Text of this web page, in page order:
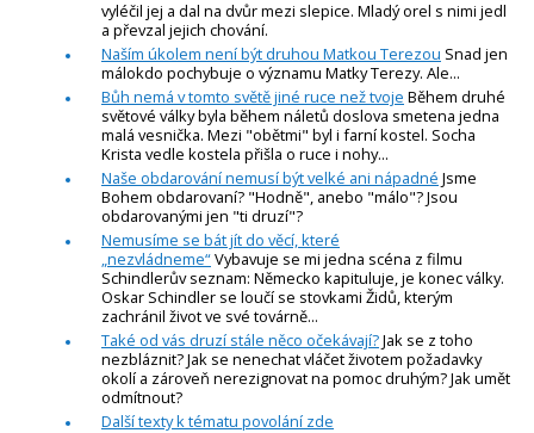
vyléčil jej a dal na dvůr mezi slepice. Mladý orel s nimi jedl
a převzal jejich chování.
Naším úkolem není být druhou Matkou Terezou Snad jen
málokdo pochybuje o významu Matky Terezy. Ale...
Bůh nemá v tomto světě jiné ruce než tvoje Během druhé
světové války byla během náletů doslova smetena jedna
malá vesnička. Mezi "obětmi" byl i farní kostel. Socha
Krista vedle kostela přišla o ruce i nohy...
Naše obdarování nemusí být velké ani nápadné Jsme
Bohem obdarovaní? "Hodně", anebo "málo"? Jsou
obdarovanými jen "ti druzí"?
Nemusíme se bát jít do věcí, které
„nezvládneme“Vybavuje se mi jedna scéna z filmu
Schindlerův seznam: Německo kapituluje, je konec války.
Oskar Schindler se loučí se stovkami Židů, kterým
zachránil život ve své továrně...
Také od vás druzí stále něco očekávají?Jak se z toho
nezbláznit? Jak se nenechat vláčet životem požadavky
okolí a zároveň nerezignovat na pomoc druhým? Jak umět
odmítnout?
Další texty k tématu povolání zde